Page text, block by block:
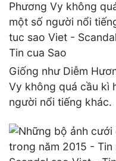
Giống như Diễm
Vy không quá cầu kì
người nổi tiếng khác.